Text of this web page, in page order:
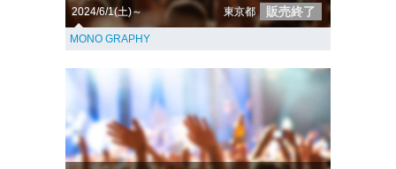
2024/6/1(土)～ 東京都 販売終了
MONO GRAPHY